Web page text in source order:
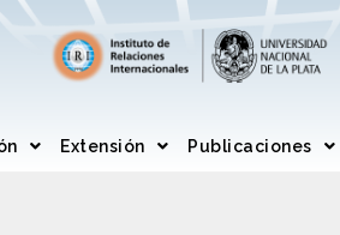
Extensión Publicaciones